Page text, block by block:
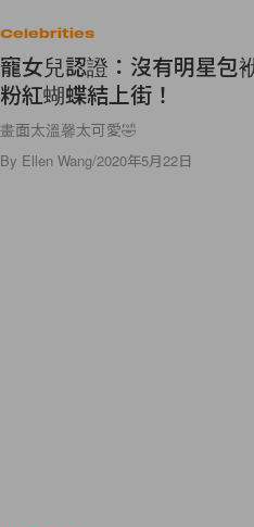
Celebrities
寵女兒認證：沒有明星包
粉紅蝴蝶結上街！
畫面太溫馨太可愛🤣
By Ellen Wang/2020年5月22日